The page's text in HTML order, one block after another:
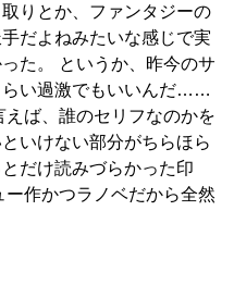
りとか、ファンタジーの
だよねみたいな感じで実
た。 というか、昨今のサ
らい過激でもいいんだ……
えば、誰のセリフなのかを
いけない部分がちらほら
だけ読みづらかった印
作かつラノベだから全然